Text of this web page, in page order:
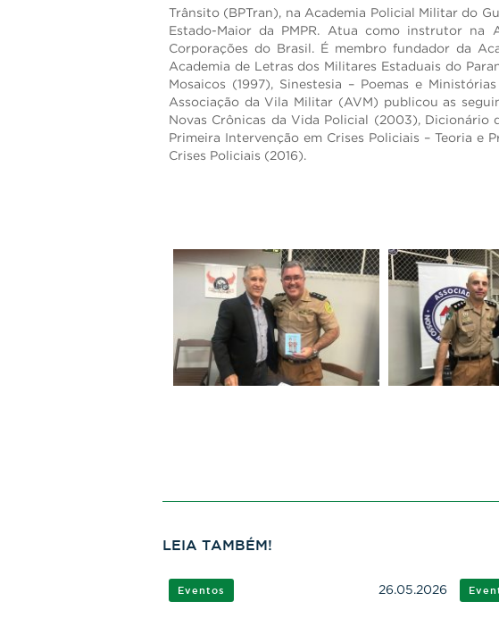
Trânsito (BPTran), na Academia Policial Militar do
Estado-Maior da PMPR. Atua como instrutor
Corporações do Brasil. É membro fundador da
Academia de Letras dos Militares Estaduais do
Mosaicos (1997), Sinestesia – Poemas e
Associação da Vila Militar (AVM) publicou as
Novas Crônicas da Vida Policial (2003), Dicionário
Primeira Intervenção em Crises Policiais – Teoria
Crises Policiais (2016).
LEIA TAMBÉM!
Eventos 26.05.2026